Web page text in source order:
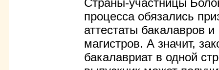
Страны-участницы
процесса обязались
аттестаты бакалавров и
магистров. А значит,
бакалавриат в одной